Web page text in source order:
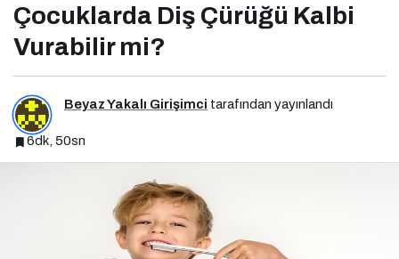
Çocuklarda Diş Çürüğü Kalbi
Vurabilir mi?
Beyaz Yakalı Girişimci tarafından yayınlandı
6dk, 50sn